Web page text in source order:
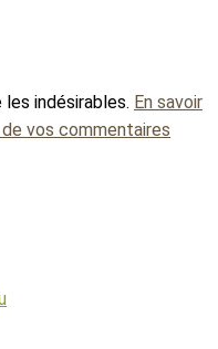
indésirables. En savoir
vos commentaires